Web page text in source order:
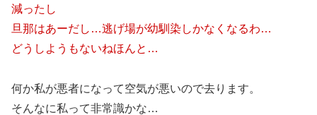
減ったし
旦那はあーだし…逃げ場が幼馴染しかなくなるわ…
どうしようもないねほんと…
何か私が悪者になって空気が悪いので去ります。
そんなに私って非常識かな…